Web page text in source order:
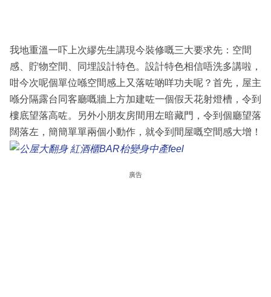
我地重溫一吓上次繆先生講現今裝修嘅三大要求先：空間
感、貯物空間、同埋設計特色。設計特色相信唔洗多講啦，
咁今次呢個單位喺空間感上又落咗啲咩功夫呢？首先，屋主
喺分隔露台同客廳嘅牆上方加建咗一個假天花射燈槽，令到
樓底望落高咗。另外小朋友房間用左暗藏門，令到個廳望落
闊落左，簡簡單單兩個小動作，就令到間屋嘅空間感大增！
廣告